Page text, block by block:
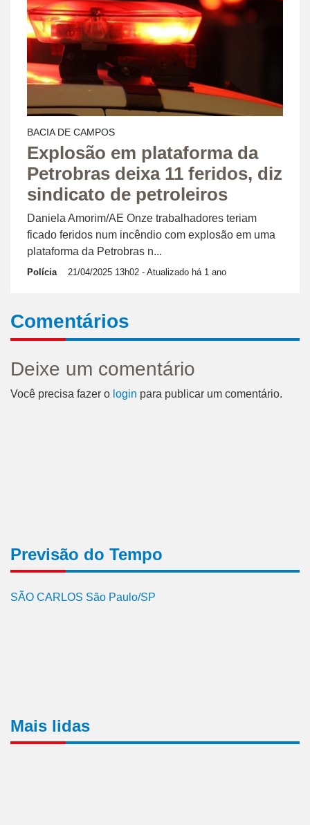
BACIA DE CAMPOS
Explosão em plataforma da
Petrobras deixa 11 feridos, diz
sindicato de petroleiros
Daniela Amorim/AE Onze trabalhadores teriam
ficado feridos num incêndio com explosão em uma
plataforma da Petrobras n...
Polícia 21/04/2025 13h02 - Atualizado há 1 ano
Comentários
Deixe um comentário
Você precisa fazer o login para publicar um comentário.
Previsão do Tempo
SÃO CARLOS São Paulo/SP
Mais lidas